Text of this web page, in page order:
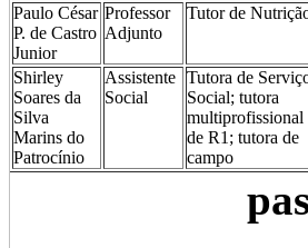
Paulo César
P. de Castro
Junior
Professor
Adjunto
Tutor de
Shirley
Soares da
Silva
Marins do
Patrocínio
Assistente
Social
Tutora de
Social; tutora
multiprofissional
de R1; tutora de
campo